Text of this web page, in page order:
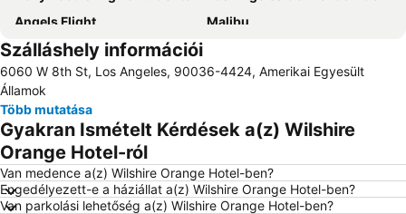
Angels Flight
Malibu
Pier
Szálláshely információi
6060 W 8th St, Los Angeles, 90036-4424, Amerikai Egyesült
Államok
Több mutatása
Gyakran Ismételt Kérdések a(z) Wilshire
Orange Hotel-ról
Van medence a(z) Wilshire Orange Hotel-ben?
Engedélyezett-e a háziállat a(z) Wilshire Orange Hotel-ben?
Van parkolási lehetőség a(z) Wilshire Orange Hotel-ben?